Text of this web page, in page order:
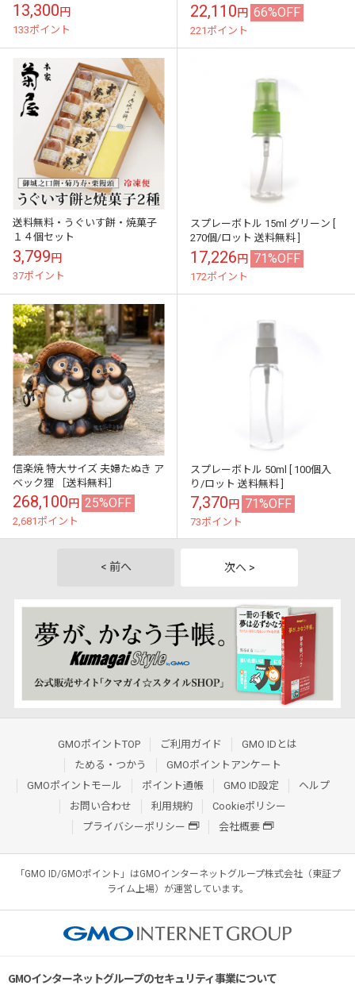
13,300円
133ポイント
22,110円 66%OFF
221ポイント
送料無料・うぐいす餅・焼菓子
１４個セット
3,799円
37ポイント
スプレーボトル 15ml グリーン [
270個/ロット 送料無料 ]
17,226円 71%OFF
172ポイント
信楽焼 特大サイズ 夫婦たぬき ア
ベック狸 ［送料無料］
268,100円 25%OFF
2,681ポイント
スプレーボトル 50ml [ 100個入
り/ロット 送料無料 ]
7,370円 71%OFF
73ポイント
< 前へ 次へ >
GMOポイントTOP ご利用ガイド
GMO IDとは
ためる・つかう
GMOポイントアンケート
GMOポイントモール
ポイント通帳 GMO ID設定
ヘルプ
お問い合わせ
利用規約
Cookieポリシー
プライバシーポリシー
会社概要
「GMO ID/GMOポイント」はGMOインターネットグループ株式会社（東証プ
ライム上場）が運営しています。
GMOインターネットグループのセキュリティ事業について